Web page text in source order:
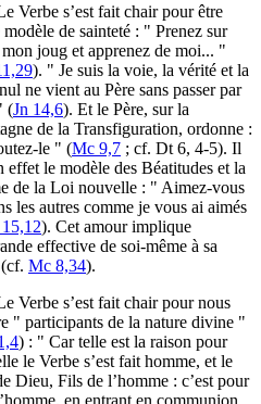
Verbe s’est fait chair pour être
modèle de sainteté : " Prenez sur
joug et apprenez de moi... "
). " Je suis la voie, la vérité et la
ne vient au Père sans passer par
(Jn 14,6). Et le Père, sur la
de la Transfiguration, ordonne :
le " (Mc 9,7 ; cf. Dt 6, 4-5). Il
effet le modèle des Béatitudes et la
de la Loi nouvelle : " Aimez-vous
les autres comme je vous ai aimés
). Cet amour implique
effective de soi-même à sa
Mc 8,34).
Verbe s’est fait chair pour nous
" participants de la nature divine "
) : " Car telle est la raison pour
le Verbe s’est fait homme, et le
Dieu, Fils de l’homme : c’est pour
en entrant en communion